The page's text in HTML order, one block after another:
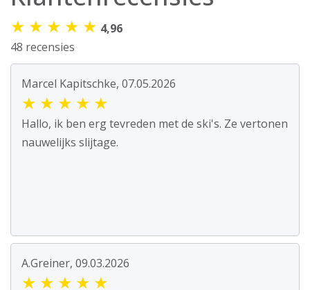
★ ★ ★ ★ ★ 4,96
48 recensies
Marcel Kapitschke, 07.05.2026
★ ★ ★ ★ ★
Hallo, ik ben erg tevreden met de ski's. Ze vertonen
nauwelijks slijtage.
A.Greiner, 09.03.2026
★ ★ ★ ★ ★